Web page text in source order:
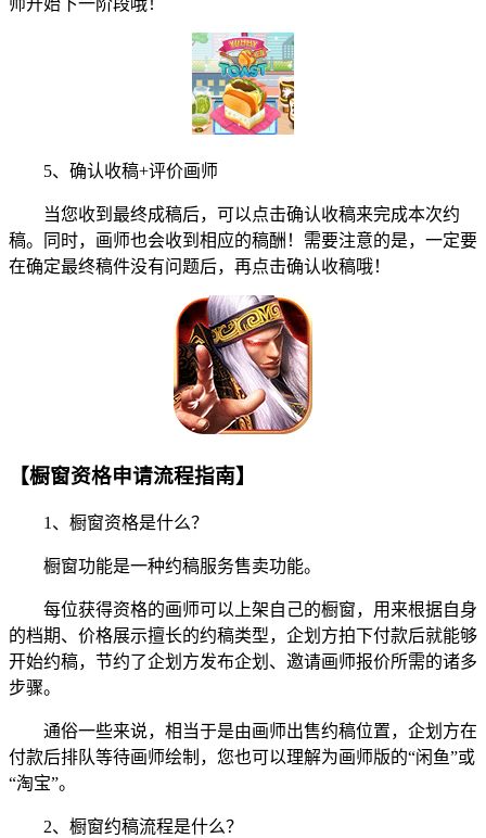
5、确认收稿+评价画师
当您收到最终成稿后，可以点击确认收稿来完成本次约
稿。同时，画师也会收到相应的稿酬！需要注意的是，一定要
在确定最终稿件没有问题后，再点击确认收稿哦！
【橱窗资格申请流程指南】
1、橱窗资格是什么？
橱窗功能是一种约稿服务售卖功能。
每位获得资格的画师可以上架自己的橱窗，用来根据自身
的档期、价格展示擅长的约稿类型，企划方拍下付款后就能够
开始约稿，节约了企划方发布企划、邀请画师报价所需的诸多
步骤。
通俗一些来说，相当于是由画师出售约稿位置，企划方在
付款后排队等待画师绘制，您也可以理解为画师版的“闲鱼”或
“淘宝”。
2、橱窗约稿流程是什么？